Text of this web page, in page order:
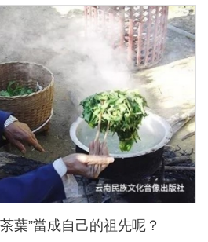
葉”當成自己的祖先呢？